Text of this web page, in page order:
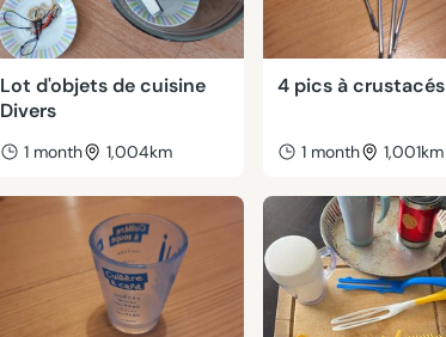
Lot d'objets de cuisine
Divers
1 month 1,004km
4 pics à crustacés
1 month 1,001km